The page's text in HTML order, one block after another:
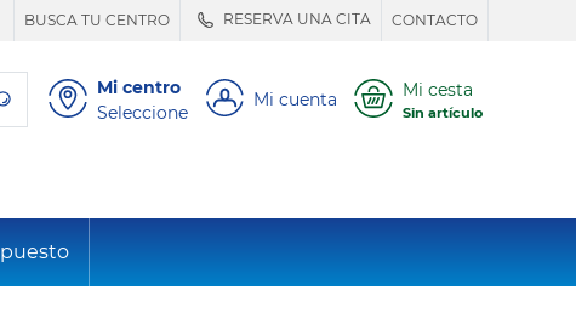
BUSCA TU CENTRO RESERVA UNA CITA CONTACTO
Mi centro
Seleccione
Mi cuenta Mi cesta
Sin artículo